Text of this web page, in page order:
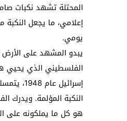
المحتلة تشهد نكبات
إعلامي، ما يجعل
يومي.
يبدو المشهد على الأرض
الفلسطيني الذي يحيي
النكبة المؤلمة. ويدرك
هو كل ما يملكونه على